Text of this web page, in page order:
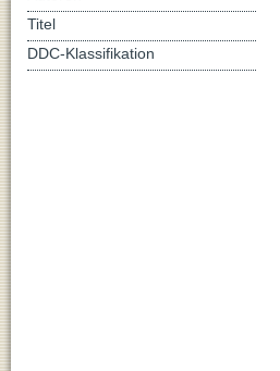
Titel
DDC-Klassifikation